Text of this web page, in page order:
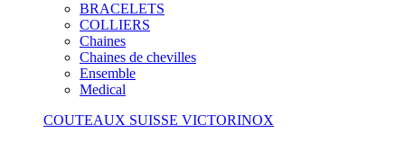
BRACELETS
COLLIERS
Chaines
Chaines de chevilles
Ensemble
Medical
COUTEAUX SUISSE VICTORINOX